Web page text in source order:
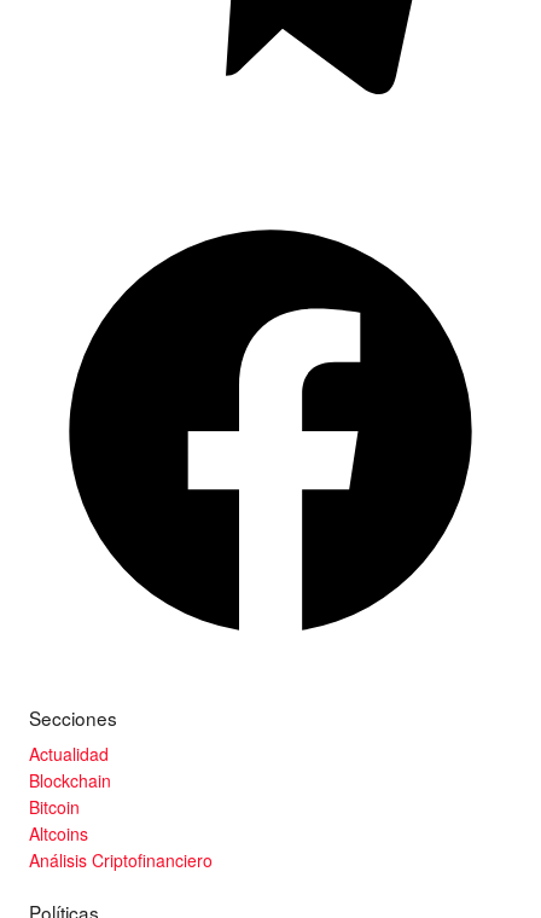
Secciones
Actualidad
Blockchain
Bitcoin
Altcoins
Análisis Criptofinanciero
Políticas